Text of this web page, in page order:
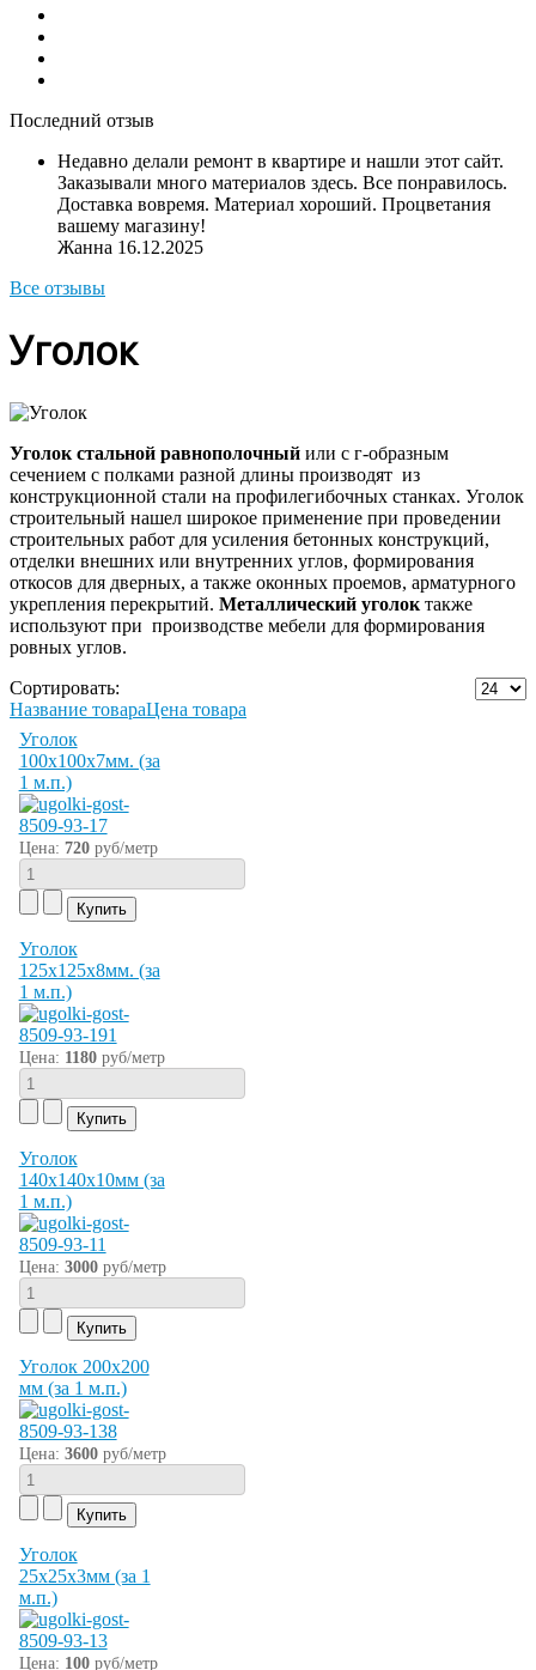
Последний отзыв
Недавно делали ремонт в квартире и нашли этот сайт.
Заказывали много материалов здесь. Все понравилось.
Доставка вовремя. Материал хороший. Процветания
вашему магазину!
Жанна 16.12.2025
Все отзывы
Уголок
Уголок стальной равнополочный или с г-образным
сечением с полками разной длины производят из
конструкционной стали на профилегибочных станках. Уголок
строительный нашел широкое применение при проведении
строительных работ для усиления бетонных конструкций,
отделки внешних или внутренних углов, формирования
откосов для дверных, а также оконных проемов, арматурного
укрепления перекрытий. Металлический уголок также
используют при производстве мебели для формирования
ровных углов.
Сортировать:
Название товараЦена товара
Уголок
100х100х7мм. (за
1 м.п.)
Цена: 720руб/метр
Уголок
125х125х8мм. (за
1 м.п.)
Цена: 1180руб/метр
Уголок
140х140х10мм (за
1 м.п.)
Цена: 3000руб/метр
Уголок 200х200
мм (за 1 м.п.)
Цена: 3600руб/метр
Уголок
25х25х3мм (за 1
м.п.)
Цена: 100руб/метр